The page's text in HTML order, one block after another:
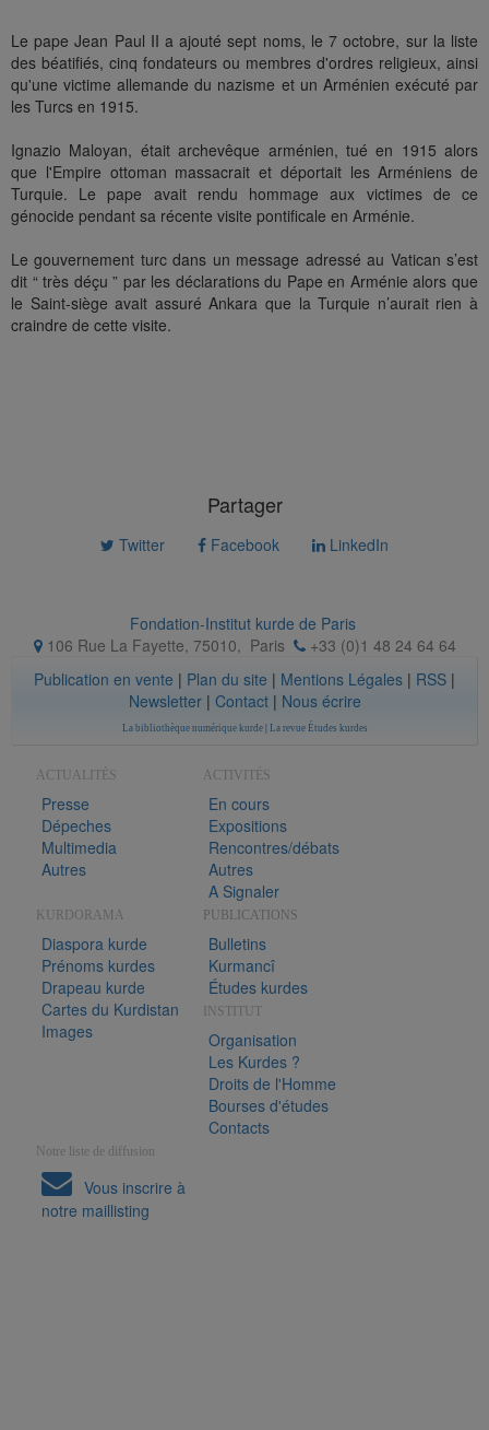
Le pape Jean Paul II a ajouté sept noms, le 7 octobre, sur la liste
des béatifiés, cinq fondateurs ou membres d'ordres religieux, ainsi
qu'une victime allemande du nazisme et un Arménien exécuté par
les Turcs en 1915.
Ignazio Maloyan, était archevêque arménien, tué en 1915 alors
que l'Empire ottoman massacrait et déportait les Arméniens de
Turquie. Le pape avait rendu hommage aux victimes de ce
génocide pendant sa récente visite pontificale en Arménie.
Le gouvernement turc dans un message adressé au Vatican s’est
dit “ très déçu ” par les déclarations du Pape en Arménie alors que
le Saint-siège avait assuré Ankara que la Turquie n’aurait rien à
craindre de cette visite.
Partager
Twitter Facebook LinkedIn
Fondation-Institut kurde de Paris
106 Rue La Fayette, 75010, Paris
+33 (0)1 48 24 64 64
Publication en vente | Plan du site | Mentions Légales | RSS |
Newsletter| Contact| Nous écrire
La bibliothèque numérique kurde| La revue Études kurdes
ACTUALITÉS
Presse
Dépeches
Multimedia
Autres
ACTIVITÉS
En cours
Expositions
Rencontres/débats
Autres
A Signaler
KURDORAMA
Diaspora kurde
Prénoms kurdes
Drapeau kurde
Cartes du Kurdistan
Images
PUBLICATIONS
Bulletins
Kurmancî
Études kurdes
INSTITUT
Organisation
Les Kurdes ?
Droits de l'Homme
Bourses d'études
Contacts
Notre liste de diffusion
Vous inscrire à
notre maillisting